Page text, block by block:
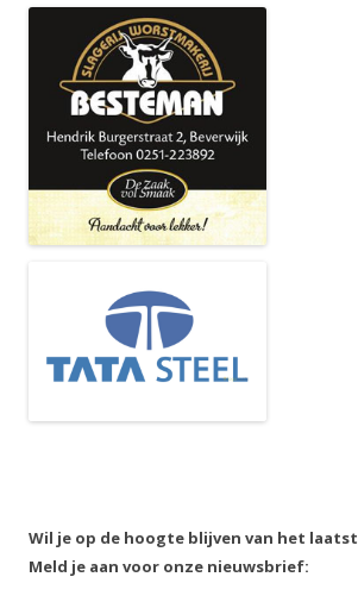
Wil je op de hoogte blijven van het
Meld je aan voor onze nieuwsbrief: